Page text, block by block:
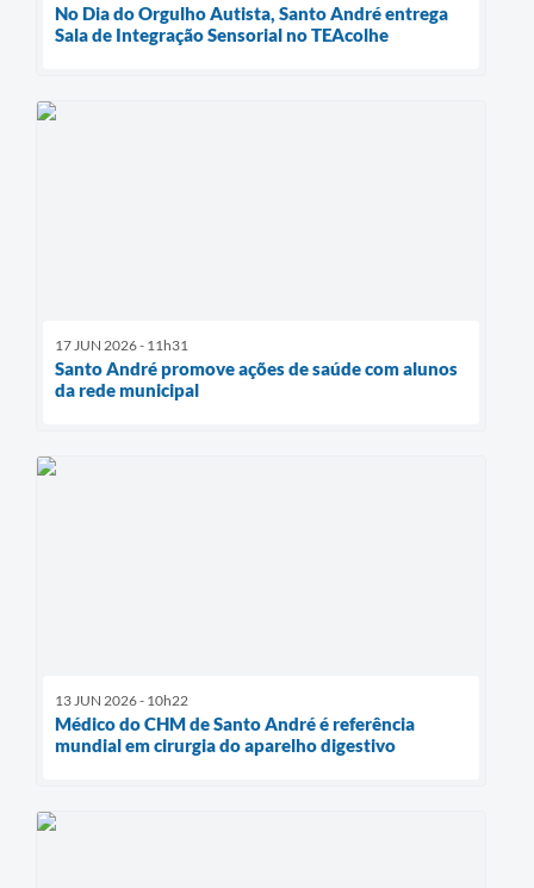
No Dia do Orgulho Autista, Santo André entrega
Sala de Integração Sensorial no TEAcolhe
17 JUN 2026 - 11h31
Santo André promove ações de saúde com alunos
da rede municipal
13 JUN 2026 - 10h22
Médico do CHM de Santo André é referência
mundial em cirurgia do aparelho digestivo